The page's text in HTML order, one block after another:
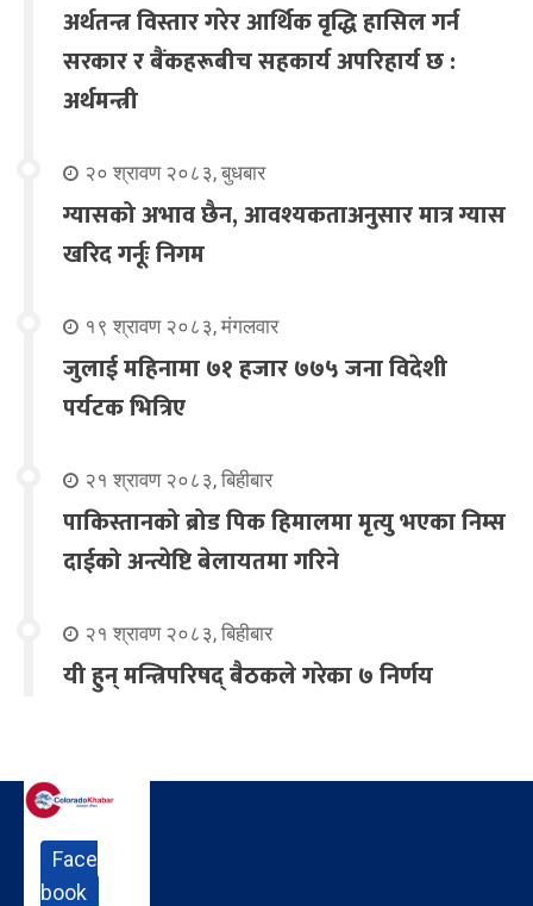
अर्थतन्त्र विस्तार गरेर आर्थिक वृद्धि हासिल गर्न
सरकार र बैंकहरूबीच सहकार्य अपरिहार्य छ :
अर्थमन्त्री
२० श्रावण २०८३, बुधबार
ग्यासको अभाव छैन, आवश्यकताअनुसार मात्र ग्यास
खरिद गर्नूः निगम
१९ श्रावण २०८३, मंगलवार
जुलाई महिनामा ७१ हजार ७७५ जना विदेशी
पर्यटक भित्रिए
२१ श्रावण २०८३, बिहीबार
पाकिस्तानको ब्रोड पिक हिमालमा मृत्यु भएका निम्स
दाईको अन्त्येष्टि बेलायतमा गरिने
२१ श्रावण २०८३, बिहीबार
यी हुन् मन्त्रिपरिषद् बैठकले गरेका ७ निर्णय
Face
book